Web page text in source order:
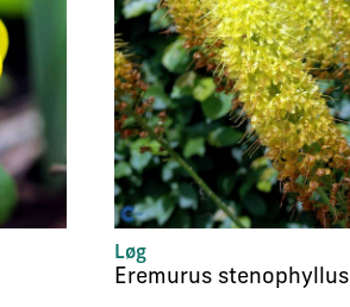
Løg
Eremurus stenophyllus